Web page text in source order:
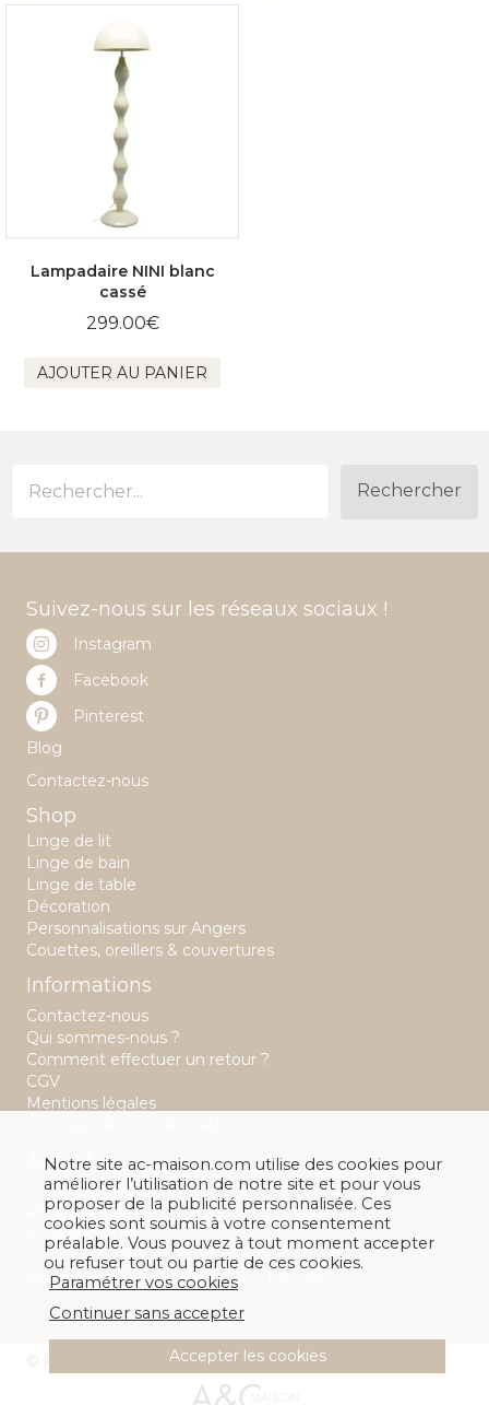
Lampadaire NINI blanc
cassé
299.00€
AJOUTER AU PANIER
Rechercher
Suivez-nous sur les réseaux sociaux !
Instagram
Facebook
Pinterest
Blog
Contactez-nous
Shop
Linge de lit
Linge de bain
Linge de table
Décoration
Personnalisations sur Angers
Couettes, oreillers & couvertures
Informations
Contactez-nous
Qui sommes-nous ?
Comment effectuer un retour ?
CGV
Mentions légales
A&C Maison
22 rue Saint Aubin
49 100 Angers
02 41 88 28 32
Lundi : 14h -19h
Mardi au samedi : 10h00 - 13h / 14h- 19h
© A&C Maison 2026
Notre site ac-maison.com utilise des cookies pour
améliorer l’utilisation de notre site et pour vous
proposer de la publicité personnalisée. Ces
cookies sont soumis à votre consentement
préalable. Vous pouvez à tout moment accepter
ou refuser tout ou partie de ces cookies.
Paramétrer vos cookies
Continuer sans accepter
Accepter les cookies